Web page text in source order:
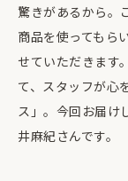
驚きがあるから。
商品を使ってもら
せていただきます
て、スタッフが心
ス」。今回お届け
井麻紀さんです。